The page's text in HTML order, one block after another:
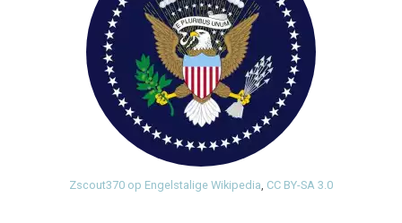
Zscout370 op Engelstalige Wikipedia CC BY-SA 3.0